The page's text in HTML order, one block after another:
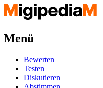
Menü
Bewerten
Testen
Diskutieren